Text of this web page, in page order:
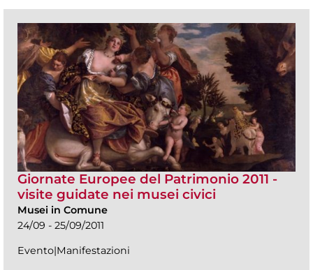
Giornate Europee del Patrimonio 2011 -
visite guidate nei musei civici
Musei in Comune
24/09 - 25/09/2011
Evento|Manifestazioni